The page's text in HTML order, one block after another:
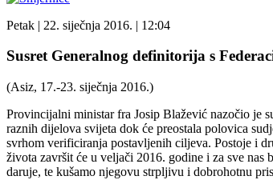
Petak | 22. siječnja 2016. | 12:04
Susret Generalnog definitorija s
(Asiz, 17.-23. siječnja 2016.)
Provincijalni ministar fra Josip Blažević nazočio je
raznih dijelova svijeta dok će preostala polovica
svrhom verificiranja postavljenih ciljeva. Postoje i
života završit će u veljači 2016. godine i za sve nas
daruje, te kušamo njegovu strpljivu i dobrohotnu